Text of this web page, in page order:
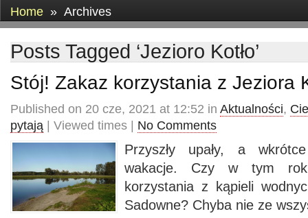
Home » Archives
Posts Tagged ‘Jezioro Kotło’
Stój! Zakaz korzystania z Jeziora
Published on 20 cze, 2021 at 12:52 in Aktualności,
pytają | Viewed times | No Comments
Przyszły upały, a
wakacje. Czy w tym
korzystania z kąpieli
Sadowne? Chyba nie ze